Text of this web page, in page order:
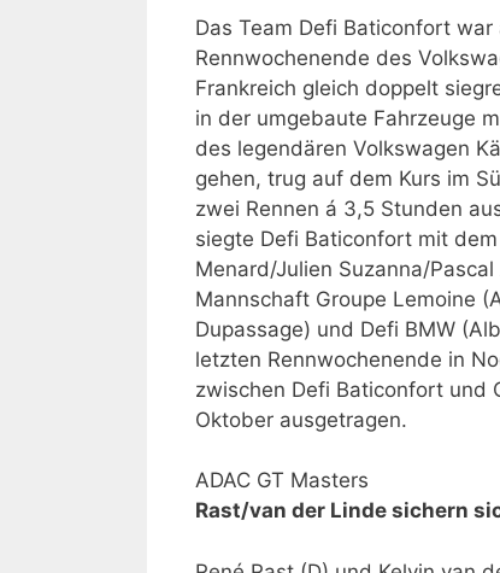
Das Team Defi Baticonfort
Rennwochenende des
Frankreich gleich doppelt
in der umgebaute Fahrzeuge
des legendären Volkswagen
gehen, trug auf dem Kurs im
zwei Rennen á 3,5 Stunden
siegte Defi Baticonfort mit
Menard/Julien Suzanna/
Mannschaft Groupe Lemoine
Dupassage) und Defi BMW
letzten Rennwochenende in
zwischen Defi Baticonfort und
Oktober ausgetragen.
ADAC GT Masters
Rast/van der Linde sichern